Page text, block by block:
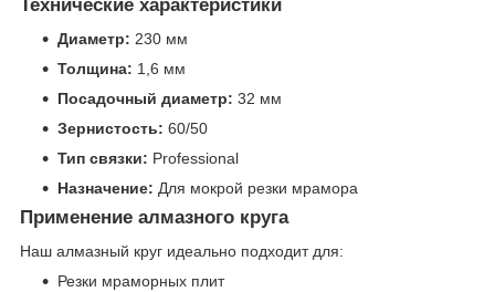
Технические характеристики
Диаметр: 230 мм
Толщина: 1,6 мм
Посадочный диаметр: 32 мм
Зернистость: 60/50
Тип связки: Professional
Назначение: Для мокрой резки мрамора
Применение алмазного круга
Наш алмазный круг идеально подходит для:
Резки мраморных плит